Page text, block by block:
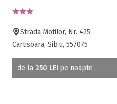
Strada Motilor, Nr. 425
Cartisoara, Sibiu, 557075
de la 250 LEI pe noapte